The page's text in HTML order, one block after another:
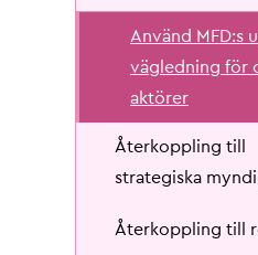
Använd MFD:s
vägledning för
aktörer
Återkoppling till
strategiska
Återkoppling till